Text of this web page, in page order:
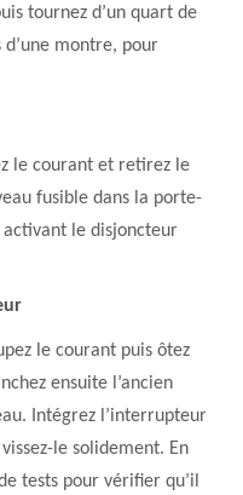
tournez d’un quart de
d’une montre, pour
le courant et retirez le
fusible dans la porte-
activant le disjoncteur
le courant puis ôtez
ensuite l’ancien
Intégrez l’interrupteur
le solidement. En
tests pour vérifier qu’il